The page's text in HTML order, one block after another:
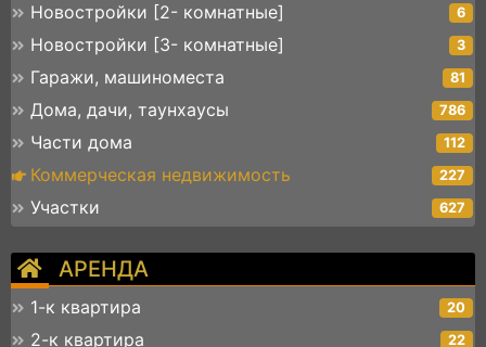
Новостройки [2- комнатные] 6
Новостройки [3- комнатные] 3
Гаражи, машиноместа 81
Дома, дачи, таунхаусы 786
Части дома 112
Коммерческая недвижимость 227
Участки 627
АРЕНДА
1-к квартира 20
2-к квартира 22